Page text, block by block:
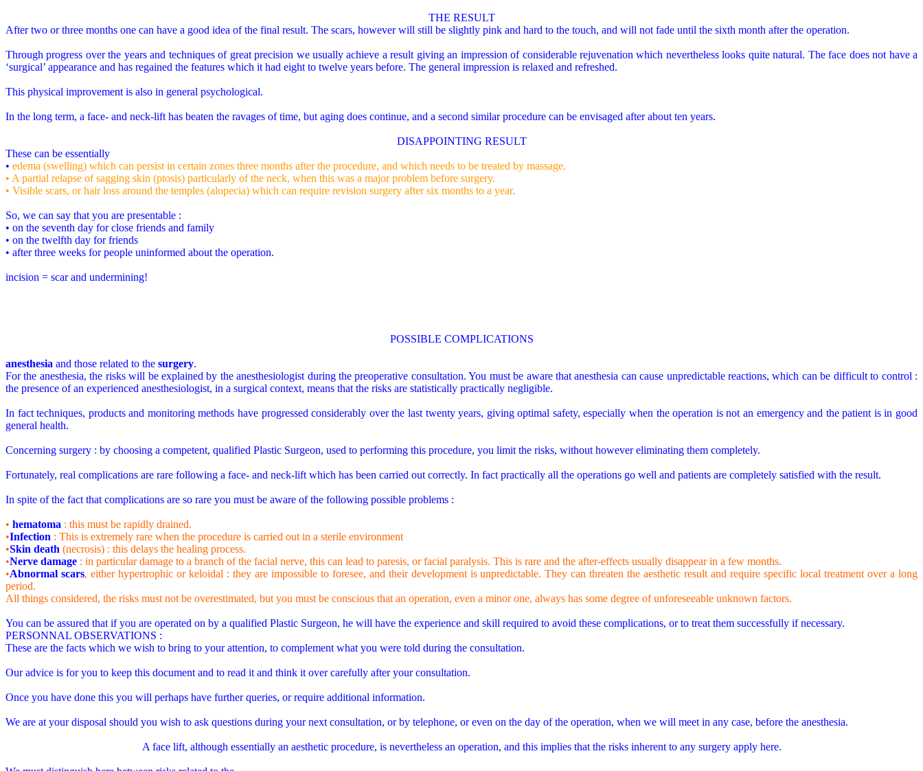
THE RESULT
After two or three months one can have a good idea of the final result. The scars, however will still be slightly pink and hard to the touch, and will not fade until the sixth month after the operation.
Through progress over the years and techniques of great precision we usually achieve a result giving an impression of considerable rejuvenation which nevertheless looks quite natural. The face does not have a
‘surgical’ appearance and has regained the features which it had eight to twelve years before. The general impression is relaxed and refreshed.
This physical improvement is also in general psychological.
In the long term, a face- and neck-lift has beaten the ravages of time, but aging does continue, and a second similar procedure can be envisaged after about ten years.
DISAPPOINTING RESULT
These can be essentially
• edema (swelling) which can persist in certain zones three months after the procedure, and which needs to be treated by massage.
• A partial relapse of sagging skin (ptosis) particularly of the neck, when this was a major problem before surgery.
• Visible scars, or hair loss around the temples (alopecia) which can require revision surgery after six months to a year.
So, we can say that you are presentable :
• on the seventh day for close friends and family
• on the twelfth day for friends
• after three weeks for people uninformed about the operation.
incision = scar and undermining!
POSSIBLE COMPLICATIONS
anesthesia and those related to the surgery.
For the anesthesia, the risks will be explained by the anesthesiologist during the preoperative consultation. You must be aware that anesthesia can cause unpredictable reactions, which can be difficult to control :
the presence of an experienced anesthesiologist, in a surgical context, means that the risks are statistically practically negligible.
In fact techniques, products and monitoring methods have progressed considerably over the last twenty years, giving optimal safety, especially when the operation is not an emergency and the patient is in good
general health.
Concerning surgery : by choosing a competent, qualified Plastic Surgeon, used to performing this procedure, you limit the risks, without however eliminating them completely.
Fortunately, real complications are rare following a face- and neck-lift which has been carried out correctly. In fact practically all the operations go well and patients are completely satisfied with the result.
In spite of the fact that complications are so rare you must be aware of the following possible problems :
• hematoma : this must be rapidly drained.
•Infection : This is extremely rare when the procedure is carried out in a sterile environment
•Skin death (necrosis) : this delays the healing process.
•Nerve damage : in particular damage to a branch of the facial nerve, this can lead to paresis, or facial paralysis. This is rare and the after-effects usually disappear in a few months.
•Abnormal scars, either hypertrophic or keloidal : they are impossible to foresee, and their development is unpredictable. They can threaten the aesthetic result and require specific local treatment over a long
period.
All things considered, the risks must not be overestimated, but you must be conscious that an operation, even a minor one, always has some degree of unforeseeable unknown factors.
You can be assured that if you are operated on by a qualified Plastic Surgeon, he will have the experience and skill required to avoid these complications, or to treat them successfully if necessary.
PERSONNAL OBSERVATIONS :
These are the facts which we wish to bring to your attention, to complement what you were told during the consultation.
Our advice is for you to keep this document and to read it and think it over carefully after your consultation.
Once you have done this you will perhaps have further queries, or require additional information.
We are at your disposal should you wish to ask questions during your next consultation, or by telephone, or even on the day of the operation, when we will meet in any case, before the anesthesia.
A face lift, although essentially an aesthetic procedure, is nevertheless an operation, and this implies that the risks inherent to any surgery apply here.